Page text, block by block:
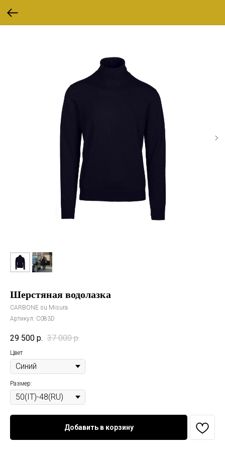
Шерстяная водолазка
CARBONE su Misura
Артикул: C083D
29 500 р. 37 000 р.
Цвет
Размер:
Добавить в корзину